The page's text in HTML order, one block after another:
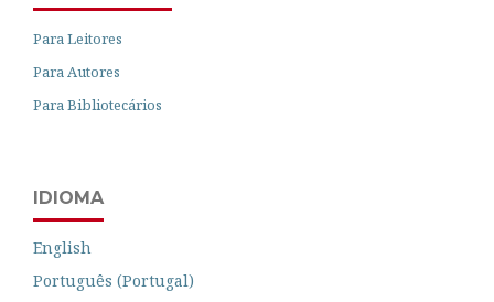
Para Leitores
Para Autores
Para Bibliotecários
IDIOMA
English
Português (Portugal)